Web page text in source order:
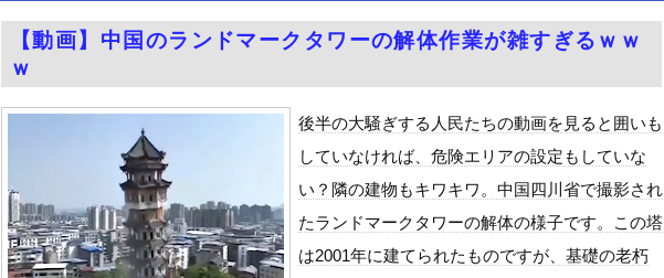
【長野】安曇野市と大町市で土砂崩落 山中の道路が寸断 宿泊客や登山客など計400人近...
萌え萌え可愛いグラドル佐々木萌香のエロ尻を堪能する旅行に行きたいよな！
焼き鳥屋さんで鳥刺しを食べた結果・・・
靖国神社、コスプレ軍装を禁止へ・・・
【画像】イオンでカップヌードル詰め放題開催中www
齋藤陽アナ ベルトで締め付けられる胸元！！【GIF動画あり】
『薬屋のひとりごと』30話感想 診療所の女官からの呼び出し！水晶宮大荒れ！
ガチの釣り初心者なんやが、始めるまでのロードマップ教えてくれ
井上晴美、乳首ヘアヌードや濡れ場おっぱいがエロ過ぎる！人生最後のラスト写真集、最高！...
【動画】中国のランドマークタワーの解体作業が雑すぎるｗｗ
ｗ
後半の大騒ぎする人民たちの動画を見ると囲いも
していなければ、危険エリアの設定もしていな
い？隣の建物もキワキワ。中国四川省で撮影され
たランドマークタワーの解体の様子です。この塔
は2001年に建てられたものですが、基礎の老朽